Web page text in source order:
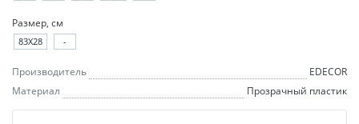
Размер, см
83X28 -
Производитель
EDECOR
Материал
Прозрачный пластик